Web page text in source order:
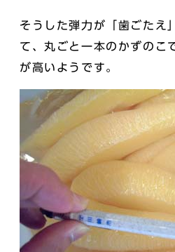
そうした弾力が「歯ごたえ
て、丸ごと一本のかずのこ
が高いようです。